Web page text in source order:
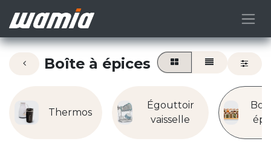
Boîte à épices
Thermos
Égouttoir
vaisselle